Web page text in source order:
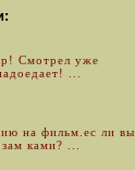
Смотрел уже
...
на фильм.ес ли вы
ками? ...